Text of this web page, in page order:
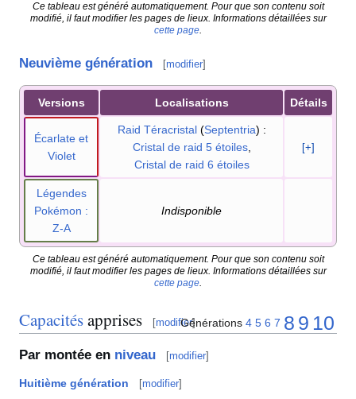
Ce tableau est généré automatiquement. Pour que son contenu soit
modifié, il faut modifier les pages de lieux. Informations détaillées sur
cette page
Neuvième génération [modifier]
Versions Localisations Détails
Écarlate et
Violet
Raid Téracristal(Septentria) :
Cristal de raid 5 étoiles,
Cristal de raid 6 étoiles
[+]
Légendes
Pokémon :
Z-A
Indisponible
Ce tableau est généré automatiquement. Pour que son contenu soit
modifié, il faut modifier les pages de lieux. Informations détaillées sur
cette page
Capacitésapprises [modifier]
Générations 4 5 6 7 8 9 10
Par montée en niveau [modifier]
Huitième génération [modifier]